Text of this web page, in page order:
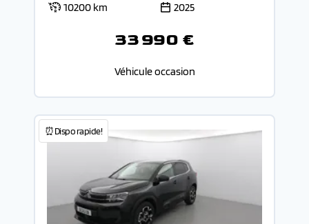
10200 km
2025
33 990 €
Véhicule occasion
⏰Dispo rapide!